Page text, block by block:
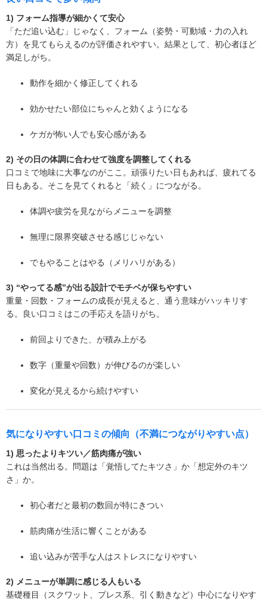
1) フォーム指導が細かくて安心
「ただ追い込む」じゃなく、フォーム（姿勢・可動域・力の入れ
方）を見てもらえるのが評価されやすい。結果として、初心者ほど
満足しがち。
動作を細かく修正してくれる
効かせたい部位にちゃんと効くようになる
ケガが怖い人でも安心感がある
2) その日の体調に合わせて強度を調整してくれる
口コミで地味に大事なのがここ。頑張りたい日もあれば、疲れてる
日もある。そこを見てくれると「続く」につながる。
体調や疲労を見ながらメニューを調整
無理に限界突破させる感じじゃない
でもやることはやる（メリハリがある）
3) “やってる感”が出る設計でモチベが保ちやすい
重量・回数・フォームの成長が見えると、通う意味がハッキリす
る。良い口コミはこの手応えを語りがち。
前回よりできた、が積み上がる
数字（重量や回数）が伸びるのが楽しい
変化が見えるから続けやすい
気になりやすい口コミの傾向（不満につながりやすい点）
1) 思ったよりキツい／筋肉痛が強い
これは当然出る。問題は「覚悟してたキツさ」か「想定外のキツ
さ」か。
初心者だと最初の数回が特にきつい
筋肉痛が生活に響くことがある
追い込みが苦手な人はストレスになりやすい
2) メニューが単調に感じる人もいる
基礎種目（スクワット、プレス系、引く動きなど）中心になりやす